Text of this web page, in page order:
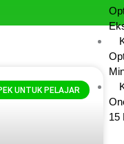
15
UNTUK PELAJAR